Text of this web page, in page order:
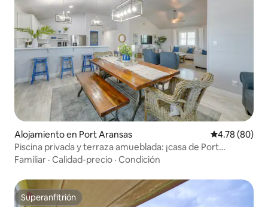
Alojamiento en Port Aransas Calificación
4.78 (80)
Piscina privada y terraza amueblada: ¡casa de Port
Aransas!
Familiar · Calidad-precio · Condición
Superanfitrión
Superanfitrión